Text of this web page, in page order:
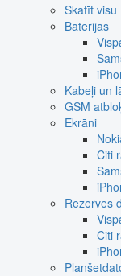
Skatīt visu
Baterijas
Kabeļi un
GSM
Ekrāni
Citi
Rezerves
Citi